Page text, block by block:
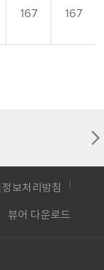
167 167
정보처리방침
뷰어 다운로드